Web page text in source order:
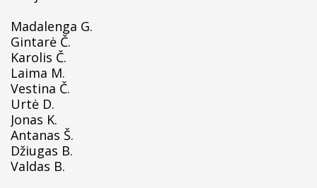
Madalenga G.
Gintarė Č.
Karolis Č.
Laima M.
Vestina Č.
Urtė D.
Jonas K.
Antanas Š.
Džiugas B.
Valdas B.